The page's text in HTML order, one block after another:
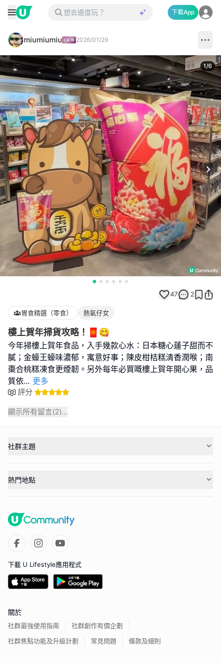
下載App
miumiumiu 2026/01/29
1/6
47 2
胃食精選（零食） 熱氣仔女
樓上賀年掃貨攻略！🧧😋
今年掃樓上賀年食品，入手幾款心水：日本糖心蓮子甜而不
膩；金蠔王蠔味濃郁，寓意好事；陳皮柑桔糕清香潤喉；南
棗合桃糕凍食更煙韌。另外每年必買嘅樓上賀年開心果，品
質依... 更多
評分
顯示所有留言(2)...
社群主題
熱門地點
下載 U Lifestyle應用程式
關於
社群最強使用指南
社群創作有價企劃
社群焦點功能及升級計劃
常見問題 條款及細則